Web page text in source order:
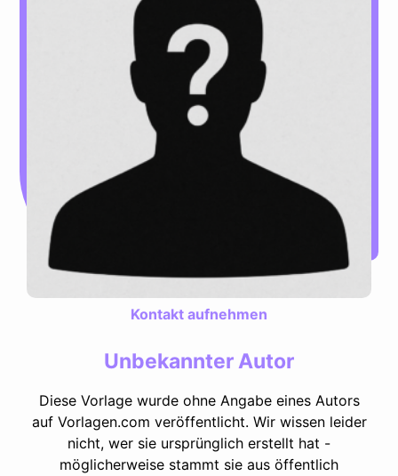
Kontakt aufnehmen
Unbekannter Autor
Diese Vorlage wurde ohne Angabe eines Autors
auf Vorlagen.com veröffentlicht. Wir wissen leider
nicht, wer sie ursprünglich erstellt hat -
möglicherweise stammt sie aus öffentlich